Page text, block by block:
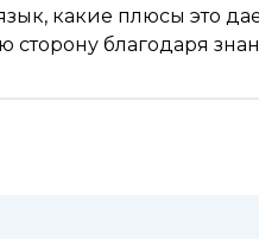
какие плюсы это
благодаря